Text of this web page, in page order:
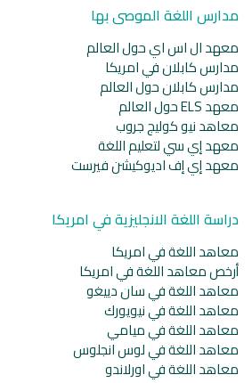
مدارس اللغة الموصى بها
معهد ال اس اي حول العالم
مدارس كابلان في امريكا
مدارس كابلان حول العالم
معهد ELS حول العالم
معاهد نيو كوليج جروب
معهد إي سي لتعليم اللغة
معهد إي إف اديوكيشن فيرست
دراسة اللغة الانجليزية في امريكا
معاهد اللغة في امريكا
أرخص معاهد اللغة في امريكا
معاهد اللغة في سان دييغو
معاهد اللغة في نيويورك
معاهد اللغة في ميامي
معاهد اللغة في لوس انجلوس
معاهد اللغة في اورلاندو